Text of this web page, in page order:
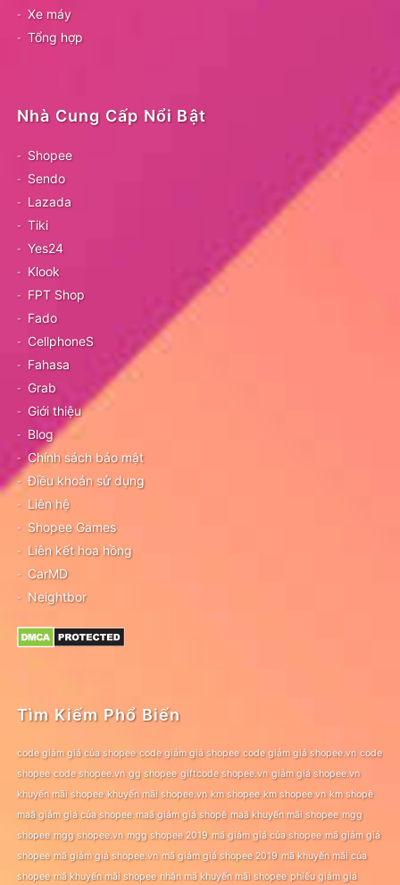
Xe máy
Tổng hợp
Nhà Cung Cấp Nổi Bật
Shopee
Sendo
Lazada
Tiki
Yes24
Klook
FPT Shop
Fado
CellphoneS
Fahasa
Grab
Giới thiệu
Blog
Chính sách bảo mật
Điều khoản sử dụng
Liên hệ
Shopee Games
Liên kết hoa hồng
CarMD
Neightbor
Tìm Kiếm Phổ Biến
code giảm giá của shopee code giảm giá shopee code giảm giá shopee.vn code
shopee code shopee.vn gg shopee giftcode shopee.vn giảm giá shopee.vn
khuyến mãi shopee khuyến mãi shopee.vn km shopee km shopee vn km shopê
maã giảm giá của shopee maã giảm giá shopê maã khuyến mãi shopee mgg
shopee mgg shopee.vn mgg shopee 2019 mã giảm giá của shopee mã giảm giá
shopee mã giảm giá shopee.vn mã giảm giá shopee 2019 mã khuyến mãi của
shopee mã khuyến mãi shopee nhận mã khuyến mãi shopee phiếu giảm giá